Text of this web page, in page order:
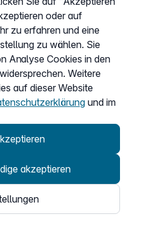
der Dstny-Gruppe
oder auf
zu erfahren und eine
zu wählen. Sie
Analyse Cookies in den
Weitere
auf dieser Website
und im
akzeptieren